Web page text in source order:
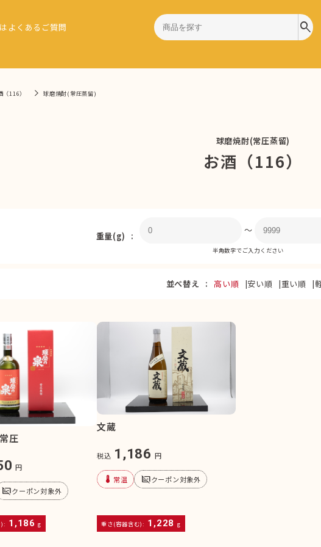
よくあるご質問 search
（116） 球磨焼酎(常圧蒸留)
球磨焼酎(常圧蒸留)
お酒（116）
重量(g)
〜
半角数字でご入力ください
並べ替え 高い順 安い順 重い順
圧
円
subtitles_offクーポン対象外
1,186 g
文蔵
税込 1,186 円
device_thermostat 常温 subtitles_offクーポン対象外
重さ(容器含む): 1,228 g